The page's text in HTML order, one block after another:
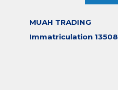
MUAH TRADING
Immatriculation 13508